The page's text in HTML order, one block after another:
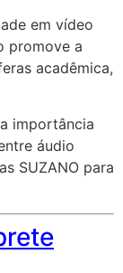
em vídeo
promove a
acadêmica,
importância
áudio
SUZANO para